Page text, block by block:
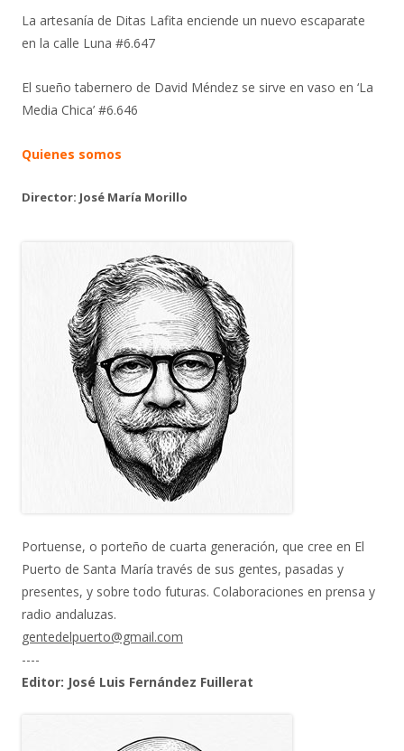
La artesanía de Ditas Lafita enciende un nuevo escaparate
en la calle Luna #6.647
El sueño tabernero de David Méndez se sirve en vaso en ‘La
Media Chica’ #6.646
Quienes somos
Director: José María Morillo
Portuense, o porteño de cuarta generación, que cree en El
Puerto de Santa María través de sus gentes, pasadas y
presentes, y sobre todo futuras. Colaboraciones en prensa y
radio andaluzas.
gentedelpuerto@gmail.com
----
Editor: José Luis Fernández Fuillerat